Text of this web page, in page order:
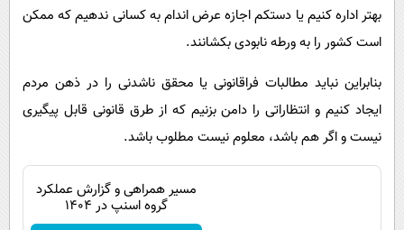
بهتر اداره کنیم یا دستکم اجازه عرض اندام به کسانی ندهیم که ممکن
است کشور را به ورطه نابودی بکشانند.
بنابراین نباید مطالبات فراقانونی یا محقق ناشدنی را در ذهن مردم
ایجاد کنیم و انتظاراتی را دامن بزنیم که از طرق قانونی قابل پیگیری
نیست و اگر هم باشد، معلوم نیست مطلوب باشد.
مسیر همراهی و گزارش عملکرد
گروه اسنپ در ۱۴۰۴